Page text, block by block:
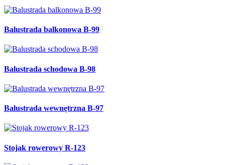
Balustrada balkonowa B-99
Balustrada schodowa B-98
Balustrada wewnętrzna B-97
Stojak rowerowy R-123